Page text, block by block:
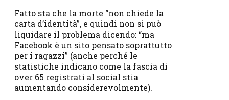
Fatto sta che la morte “non chiede la
carta d’identità”, e quindi non si può
liquidare il problema dicendo: “ma
Facebook è un sito pensato soprattutto
per i ragazzi” (anche perché le
statistiche indicano come la fascia di
over 65 registrati al social stia
aumentando considerevolmente).